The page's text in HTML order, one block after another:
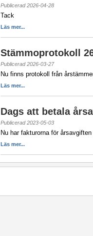
Publicerad 2026-04-28
Tack
Läs mer...
Stämmoprotokoll
Publicerad 2026-03-27
Nu finns protokoll från
Läs mer...
Dags att betala
Publicerad 2023-05-03
Nu har fakturorna för
Läs mer...